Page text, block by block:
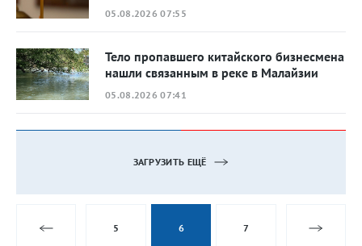
05.08.2026 07:55
Тело пропавшего китайского бизнесмена
нашли связанным в реке в Малайзии
05.08.2026 07:41
ЗАГРУЗИТЬ ЕЩЁ
5 6 7